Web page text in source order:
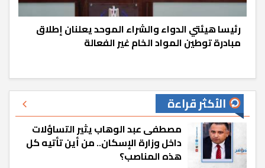
رئيسا هيئتي الدواء والشراء الموحد يعلنان إطلاق
مبادرة توطين المواد الخام غير الفعالة
الأكثر قراءة
مصطفى عبد الوهاب يثير التساؤلات
داخل وزارة الإسكان.. من أين تأتيه كل
هذه المناصب؟